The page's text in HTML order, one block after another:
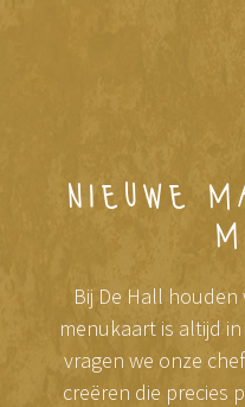
nieuwe
Bij De Hall
menukaart is altijd
vragen we onze
creëren die precies